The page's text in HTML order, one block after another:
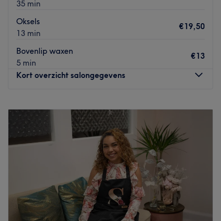
35 min
Oksels
13 min
€19,50
Bovenlip waxen
5 min
€13
Kort overzicht salongegevens
Dinsdag
Woensdag
09:30–
18:00
Donderdag
09:30–18:00
09:30
09:30
Gesloten
Welkom in onze esthetische kliniek, waar we
gepersonaliseerde zorg bieden voor elke klant. Wij zijn